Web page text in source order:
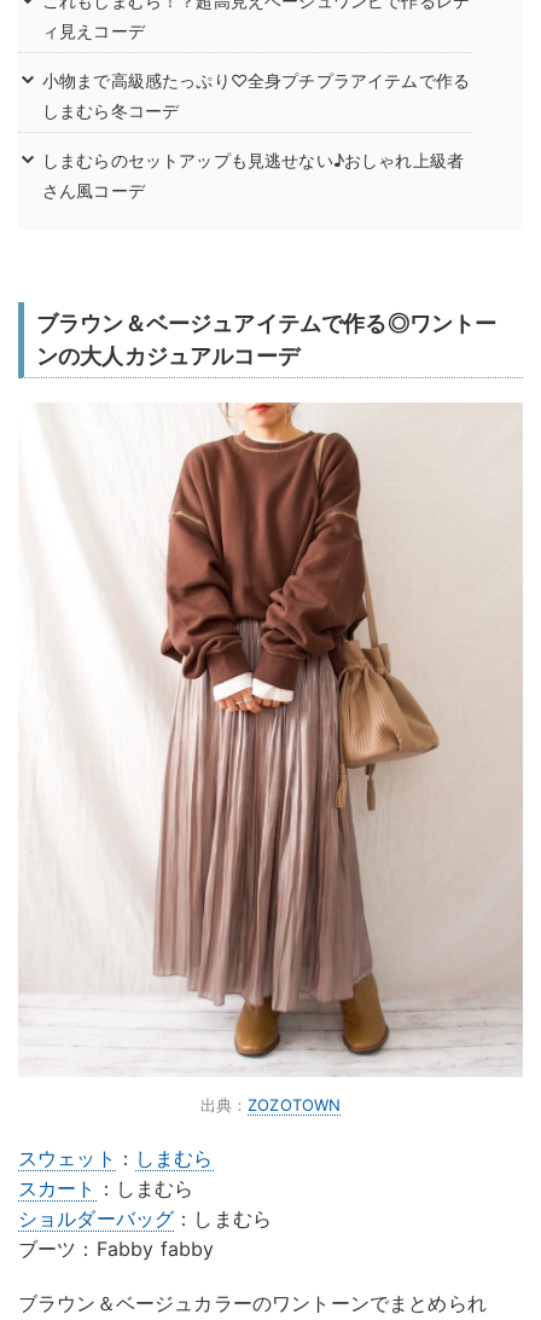
ィ見えコーデ
小物まで高級感たっぷり♡全身プチプラアイテムで作る
しまむら冬コーデ
しまむらのセットアップも見逃せない♪おしゃれ上級者
さん風コーデ
ブラウン＆ベージュアイテムで作る◎ワントー
ンの大人カジュアルコーデ
出典：ZOZOTOWN
スウェット ： しまむら
スカート ：しまむら
ショルダーバッグ ：しまむら
ブーツ：Fabby fabby
ブラウン＆ベージュカラーのワントーンでまとめられ